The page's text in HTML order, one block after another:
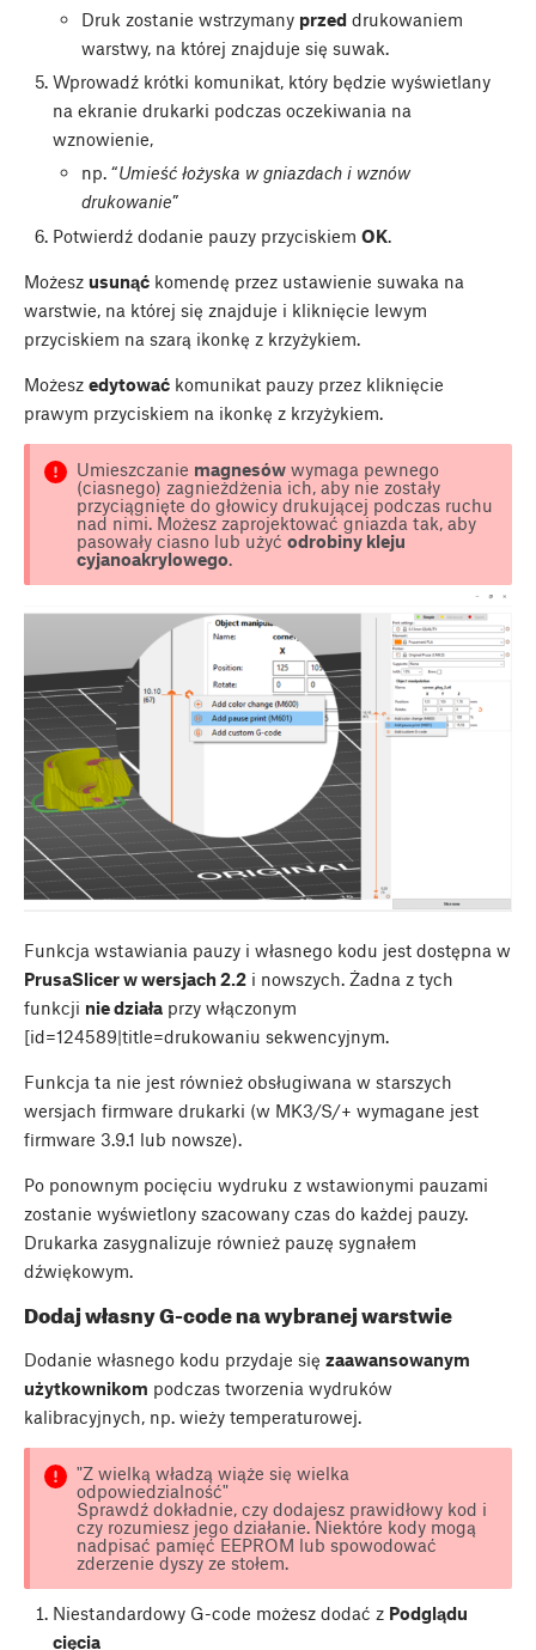
Druk zostanie wstrzymany przeddrukowaniem
warstwy, na której znajduje się suwak.
Wprowadź krótki komunikat, który będzie wyświetlany
na ekranie drukarki podczas oczekiwania na
wznowienie,
np. “Umieść łożyska w gniazdach i wznów
drukowanie”
Potwierdź dodanie pauzy przyciskiem OK.
Możesz usunąć komendę przez ustawienie suwaka na
warstwie, na której się znajduje i kliknięcie lewym
przyciskiem na szarą ikonkę z krzyżykiem.
Możesz edytować komunikat pauzy przez kliknięcie
prawym przyciskiem na ikonkę z krzyżykiem.
Umieszczanie magnesówwymaga pewnego
(ciasnego) zagnieżdżenia ich, aby nie zostały
przyciągnięte do głowicy drukującej podczas ruchu
nad nimi. Możesz zaprojektować gniazda tak, aby
pasowały ciasno lub użyć odrobiny kleju
cyjanoakrylowego
Funkcja wstawiania pauzy i własnego kodu jest dostępna w
PrusaSlicer w wersjach 2.2 i nowszych. Żadna z tych
funkcji nie działa przy włączonym
[id=124589|title=drukowaniu sekwencyjnym.
Funkcja ta nie jest również obsługiwana w starszych
wersjach firmware drukarki (w MK3/S/+ wymagane jest
firmware 3.9.1 lub nowsze).
Po ponownym pocięciu wydruku z wstawionymi pauzami
zostanie wyświetlony szacowany czas do każdej pauzy.
Drukarka zasygnalizuje również pauzę sygnałem
dźwiękowym.
Dodaj własny G-code na wybranej warstwie
Dodanie własnego kodu przydaje się zaawansowanym
użytkownikom podczas tworzenia wydruków
kalibracyjnych, np. wieży temperaturowej.
"Z wielką władzą wiąże się wielka
odpowiedzialność"
Sprawdź dokładnie, czy dodajesz prawidłowy kod i
czy rozumiesz jego działanie. Niektóre kody mogą
nadpisać pamięć EEPROM lub spowodować
zderzenie dyszy ze stołem.
Niestandardowy G-code możesz dodać z Podglądu
cięcia